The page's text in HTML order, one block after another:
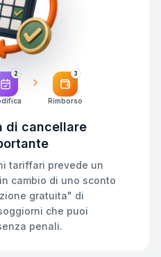
2 3
Rimborso
di cancellare
tariffari prevede un
cambio di uno sconto
gratuita" di
che puoi
penali.